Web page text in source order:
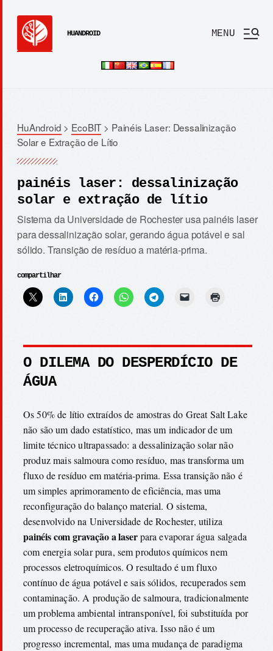
HUANDROID MENU
HuAndroid > EcoBIT > Painéis Laser: Dessalinização
Solar e Extração de Lítio
painéis laser: dessalinização
solar e extração de lítio
Sistema da Universidade de Rochester usa painéis laser
para dessalinização solar, gerando água potável e sal
sólido. Transição de resíduo a matéria-prima.
compartilhar
O DILEMA DO DESPERDÍCIO DE
ÁGUA
Os 50% de lítio extraídos de amostras do Great Salt Lake
não são um dado estatístico, mas um indicador de um
limite técnico ultrapassado: a dessalinização solar não
produz mais salmoura como resíduo, mas transforma um
fluxo de resíduo em matéria-prima. Essa transição não é
um simples aprimoramento de eficiência, mas uma
reconfiguração do balanço material. O sistema,
desenvolvido na Universidade de Rochester, utiliza
painéis com gravação a laserpara evaporar água salgada
com energia solar pura, sem produtos químicos nem
processos eletroquímicos. O resultado é um fluxo
contínuo de água potável e sais sólidos, recuperados sem
contaminação. A produção de salmoura, tradicionalmente
um problema ambiental intransponível, foi substituída por
um processo de recuperação ativa. Isso não é um
progresso incremental, mas uma mudança de paradigma